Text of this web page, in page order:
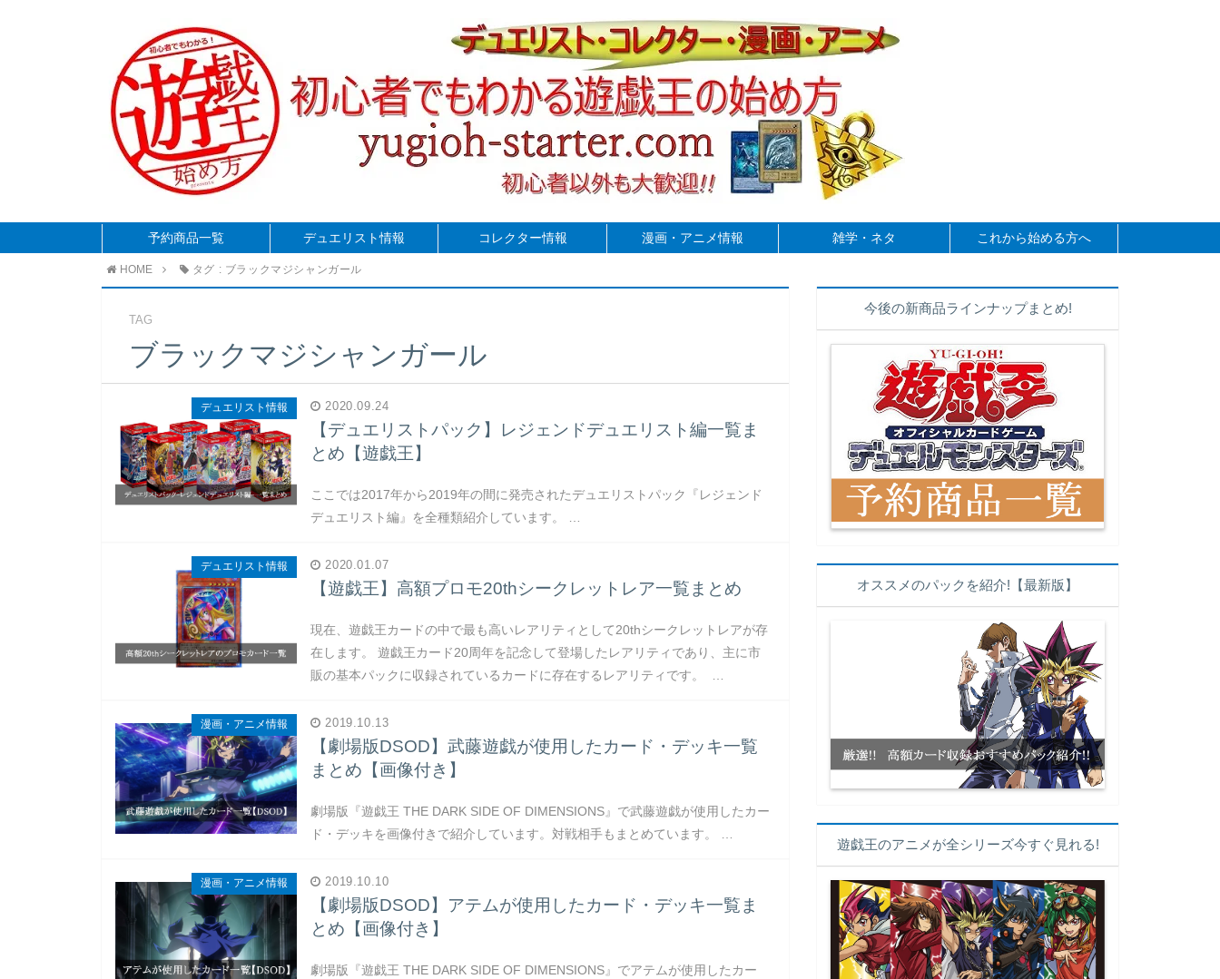
予約商品一覧 デュエリスト情報 コレクター情報 漫画・アニメ情報 雑学・ネタ これから始める方へ
HOME タグ : ブラックマジシャンガール
TAG
ブラックマジシャンガール
デュエリスト情報 2020.09.24
【デュエリストパック】レジェンドデュエリスト編一覧ま
とめ【遊戯王】
ここでは2017年から2019年の間に発売されたデュエリストパック『レジェンド
デュエリスト編』を全種類紹介しています。 …
デュエリスト情報 2020.01.07
【遊戯王】高額プロモ20thシークレットレア一覧まとめ
現在、遊戯王カードの中で最も高いレアリティとして20thシークレットレアが存
在します。 遊戯王カード20周年を記念して登場したレアリティであり、主に市
販の基本パックに収録されているカードに存在するレアリティです。 …
漫画・アニメ情報 2019.10.13
【劇場版DSOD】武藤遊戯が使用したカード・デッキ一覧
まとめ【画像付き】
劇場版『遊戯王 THE DARK SIDE OF DIMENSIONS』で武藤遊戯が使用したカー
ド・デッキを画像付きで紹介しています。対戦相手もまとめています。 …
漫画・アニメ情報 2019.10.10
【劇場版DSOD】アテムが使用したカード・デッキ一覧ま
とめ【画像付き】
劇場版『遊戯王 THE DARK SIDE OF DIMENSIONS』でアテムが使用したカー
今後の新商品ラインナップまとめ!
オススメのパックを紹介!【最新版】
遊戯王のアニメが全シリーズ今すぐ見れる!